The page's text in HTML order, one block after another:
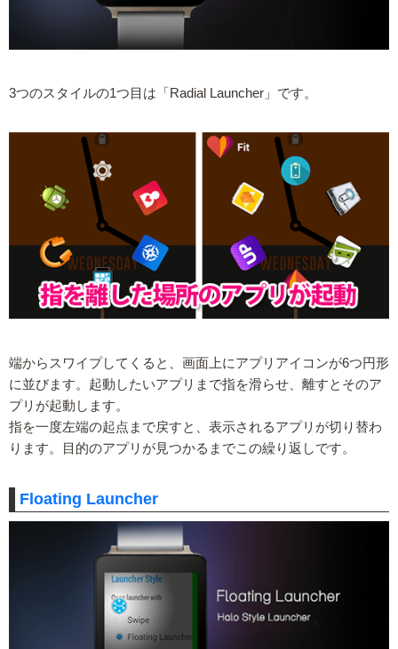
3つのスタイルの1つ目は「Radial Launcher」です。
端からスワイプしてくると、画面上にアプリアイコンが6つ円形
に並びます。起動したいアプリまで指を滑らせ、離すとそのア
プリが起動します。
指を一度左端の起点まで戻すと、表示されるアプリが切り替わ
ります。目的のアプリが見つかるまでこの繰り返しです。
Floating Launcher